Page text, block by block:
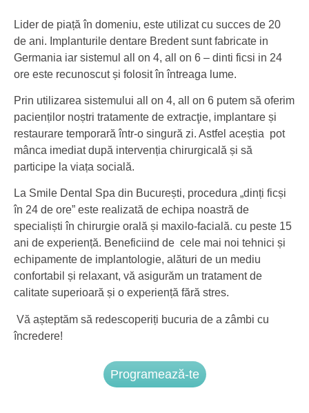
Lider de piață în domeniu, este utilizat cu succes de 20
de ani. Implanturile dentare Bredent sunt fabricate in
Germania iar sistemul all on 4, all on 6 – dinti ficsi in 24
ore este recunoscut și folosit în întreaga lume.
Prin utilizarea sistemului all on 4, all on 6 putem să oferim
pacienților noștri tratamente de extracţie, implantare și
restaurare temporară într-o singură zi. Astfel aceștia pot
mânca imediat după intervenția chirurgicală și să
participe la viața socială.
La Smile Dental Spa din București, procedura „dinți ficși
în 24 de ore” este realizată de echipa noastră de
specialiști în chirurgie orală și maxilo-facială. cu peste 15
ani de experiență. Beneficiind de cele mai noi tehnici și
echipamente de implantologie, alături de un mediu
confortabil și relaxant, vă asigurăm un tratament de
calitate superioară și o experiență fără stres.
Vă așteptăm să redescoperiți bucuria de a zâmbi cu
încredere!
Programează-te